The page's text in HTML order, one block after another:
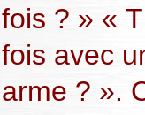
fois ? » «
fois avec
arme ? ».